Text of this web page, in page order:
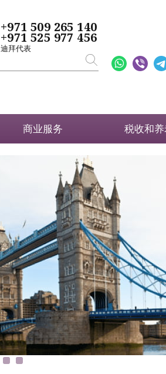
+971 509 265 140
+971 525 977 456
迪拜代表
商业服务 税收和